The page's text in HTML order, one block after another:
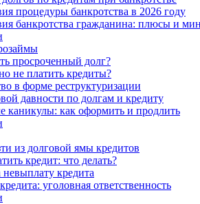
процедуры банкротства в 2026 году
банкротства гражданина: плюсы и
просроченный долг?
не платить кредиты?
в форме реструктуризации
давности по долгам и кредиту
каникулы: как оформить и продлить
из долговой ямы кредитов
кредит: что делать?
кредита
уголовная ответственность